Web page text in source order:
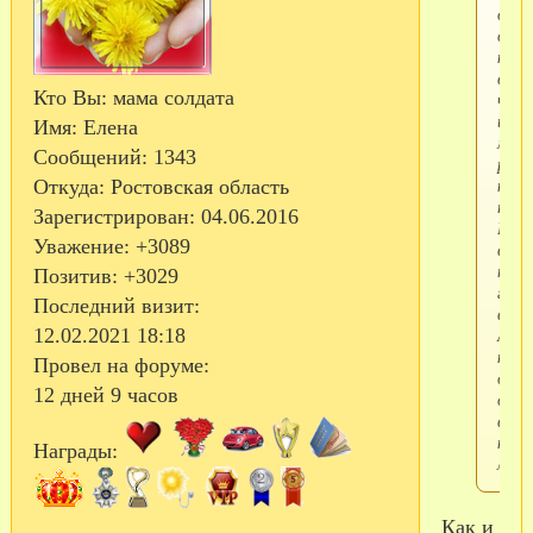
Кто Вы: мама солдата
Имя: Елена
Сообщений: 1343
Откуда: Ростовская область
Зарегистрирован: 04.06.2016
Уважение: +3089
Позитив: +3029
Последний визит:
12.02.2021 18:18
Провел на форуме:
12 дней 9 часов
Награды:
к
в
или
как
И
про
в
о
как
Как и